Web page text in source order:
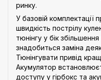
ринку.
У базовій комплектації
швидкість пострілу
тюнінгу у бік
знадобиться заміна
Тюнінгувати привід
Акумулятор
доступу у гірбокс та